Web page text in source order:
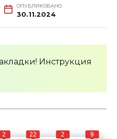
ОПУБЛИКОВАНО
30.11.2024
Инструкция
2 22 2 9